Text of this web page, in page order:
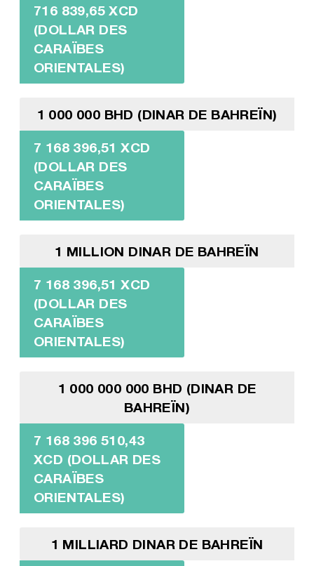
716 839,65 XCD
(DOLLAR DES
CARAÏBES
ORIENTALES)
1 000 000 BHD (DINAR DE BAHREÏN)
7 168 396,51 XCD
(DOLLAR DES
CARAÏBES
ORIENTALES)
1 MILLION DINAR DE BAHREÏN
7 168 396,51 XCD
(DOLLAR DES
CARAÏBES
ORIENTALES)
1 000 000 000 BHD (DINAR DE
BAHREÏN)
7 168 396 510,43
XCD (DOLLAR DES
CARAÏBES
ORIENTALES)
1 MILLIARD DINAR DE BAHREÏN